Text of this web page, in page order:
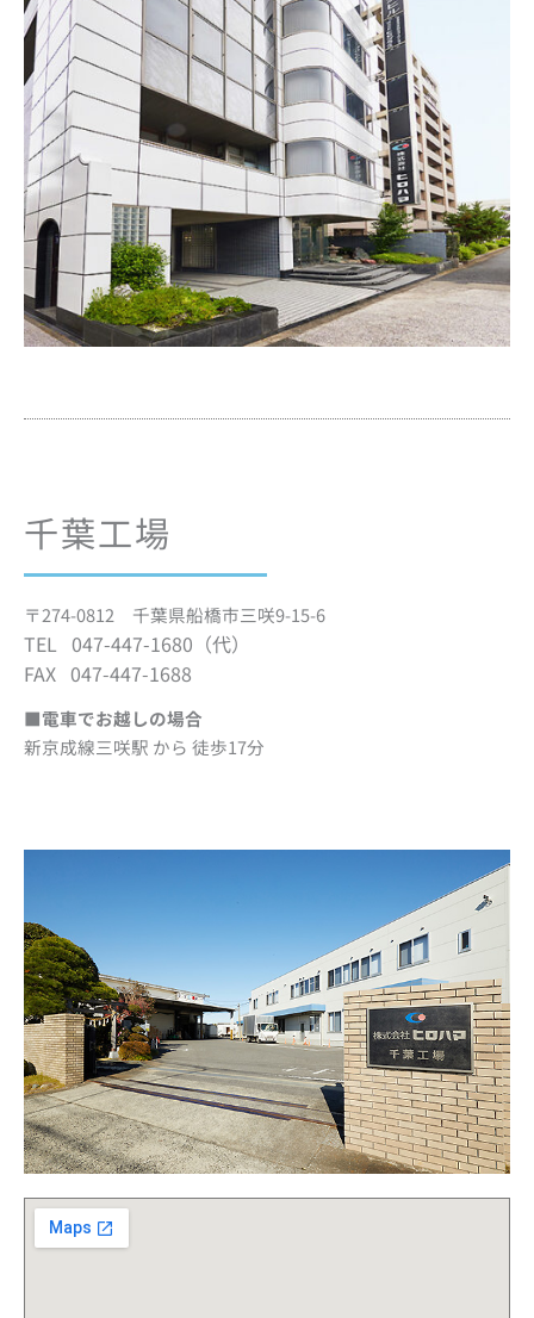
千葉工場
〒274-0812 千葉県船橋市三咲9-15-6
TEL 047-447-1680（代）
FAX 047-447-1688
■電車でお越しの場合
新京成線三咲駅 から 徒歩17分